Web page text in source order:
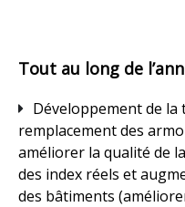
Tout au long de
Développement de la
remplacement des
améliorer la qualité de
des index réels et
des bâtiments